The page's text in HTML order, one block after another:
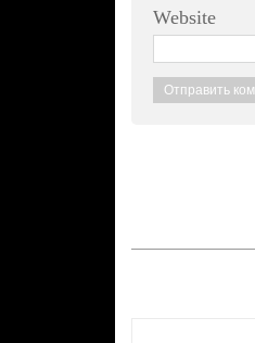
Website